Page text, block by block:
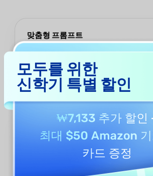
맞춤형 프롬프트
UPDF AI 틱톡 아이디 생성기는 키워드, 관심 분야
타일(예: 유쾌함, 감성적, 강렬함, 브랜드 친화적
력할 수 있습니다. 본인의 콘텐츠나 타깃 청중을
기에 딱 맞는 아이디를 생성해줍니다. 개인 계정
든, 캠페인용이든 완전한 제어가 가능합니다.
창의성과 효율성의 만남
만에 스마트하고 독창적인 아이디를 제안합니다.
축하면서도 틱톡에서 돋보일 수 있는 센스 있는
모두를 위한
신학기 특별 할인
₩7,133 추가 할인
최대 $50 Amazon 기
카드 증정